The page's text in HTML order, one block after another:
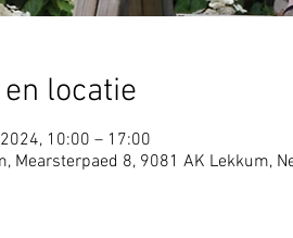
locatie
10:00 – 17:00
Mearsterpaed 8, 9081 AK Lekkum,